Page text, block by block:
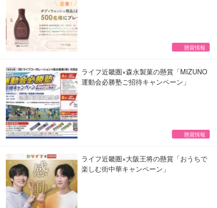
懸賞情報
ライフ近畿圏×森永製菓の懸賞「MIZUNO
運動会必勝塾ご招待キャンペーン」
懸賞情報
ライフ近畿圏×大阪王将の懸賞「おうちで
楽しむ街中華キャンペーン」